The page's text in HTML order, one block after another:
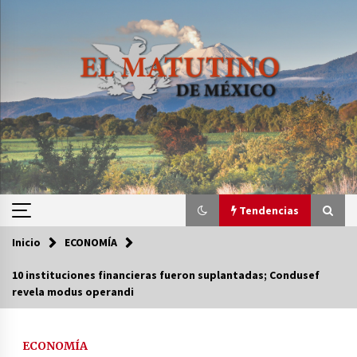
Tendencias
Tendencias
Inicio ECONOMÍA
10 instituciones financieras fueron suplantadas; Condusef
revela modus operandi
ECONOMÍA